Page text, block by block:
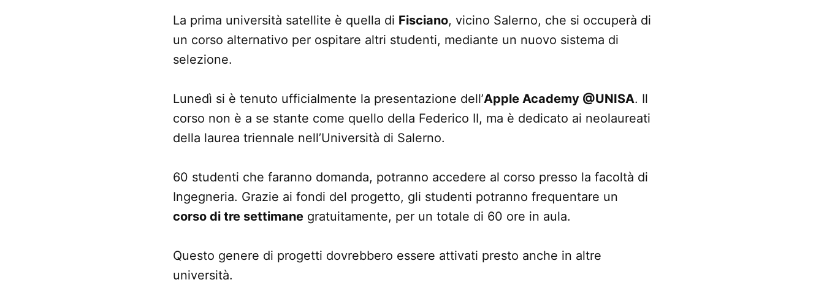
La prima università satellite è quella di Fisciano, vicino Salerno, che si occuperà di
un corso alternativo per ospitare altri studenti, mediante un nuovo sistema di
selezione.
Lunedì si è tenuto ufficialmente la presentazione dell’Apple Academy @UNISA. Il
corso non è a se stante come quello della Federico II, ma è dedicato ai neolaureati
della laurea triennale nell’Università di Salerno.
60 studenti che faranno domanda, potranno accedere al corso presso la facoltà di
Ingegneria. Grazie ai fondi del progetto, gli studenti potranno frequentare un
corso di tre settimane gratuitamente, per un totale di 60 ore in aula.
Questo genere di progetti dovrebbero essere attivati presto anche in altre
università.